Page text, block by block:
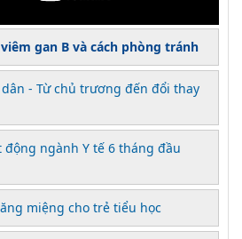
gan B và cách phòng tránh
- Từ chủ trương đến đổi thay
động ngành Y tế 6 tháng đầu
miệng cho trẻ tiểu học